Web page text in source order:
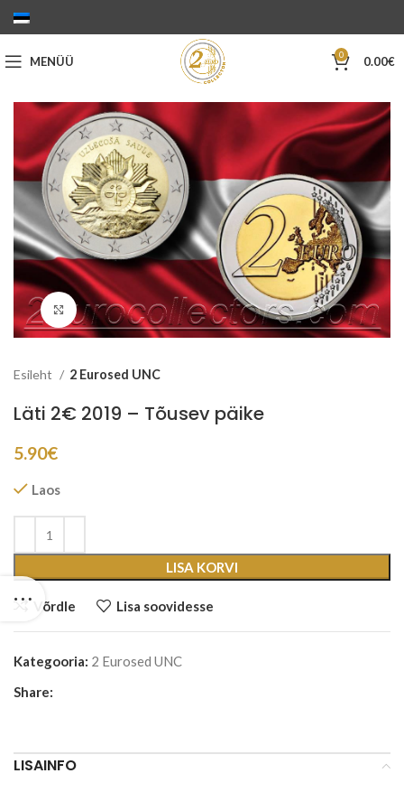
MENÜÜ 0 0.00€
Suurenda
Esileht 2 Eurosed UNC
Läti 2€ 2019 – Tõusev päike
5.90€
Laos
LISA KORVI
Võrdle Lisa soovidesse
Kategooria: 2 Eurosed UNC
Share:
LISAINFO